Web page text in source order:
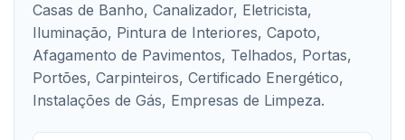
Casas de Banho, Canalizador, Eletricista,
Iluminação, Pintura de Interiores, Capoto,
Afagamento de Pavimentos, Telhados, Portas,
Portões, Carpinteiros, Certificado Energético,
Instalações de Gás, Empresas de Limpeza.